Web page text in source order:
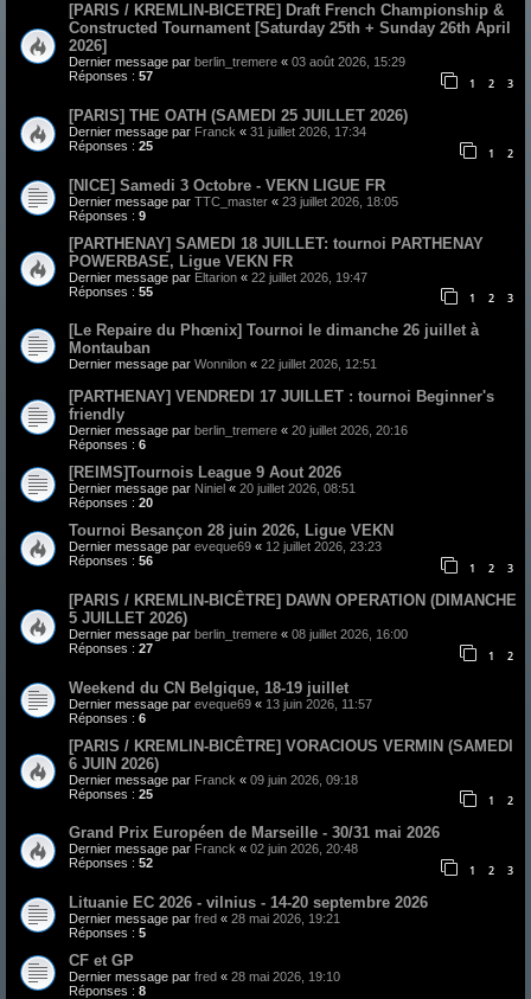
[PARIS / KREMLIN-BICETRE] Draft French Championship &
Constructed Tournament [Saturday 25th + Sunday 26th April
2026]
Dernier message par berlin_tremere « 03 août 2026, 15:29
Réponses : 57 1 2 3
[PARIS] THE OATH (SAMEDI 25 JUILLET 2026)
Dernier message par Franck « 31 juillet 2026, 17:34
Réponses : 25 1 2
[NICE] Samedi 3 Octobre - VEKN LIGUE FR
Dernier message par TTC_master « 23 juillet 2026, 18:05
Réponses : 9
[PARTHENAY] SAMEDI 18 JUILLET: tournoi PARTHENAY
POWERBASE, Ligue VEKN FR
Dernier message par Eltarion « 22 juillet 2026, 19:47
Réponses : 55 1 2 3
[Le Repaire du Phœnix] Tournoi le dimanche 26 juillet à
Montauban
Dernier message par Wonnilon « 22 juillet 2026, 12:51
[PARTHENAY] VENDREDI 17 JUILLET : tournoi Beginner's
friendly
Dernier message par berlin_tremere « 20 juillet 2026, 20:16
Réponses : 6
[REIMS]Tournois League 9 Aout 2026
Dernier message par Niniel « 20 juillet 2026, 08:51
Réponses : 20
Tournoi Besançon 28 juin 2026, Ligue VEKN
Dernier message par eveque69 « 12 juillet 2026, 23:23
Réponses : 56 1 2 3
[PARIS / KREMLIN-BICÊTRE] DAWN OPERATION (DIMANCHE
5 JUILLET 2026)
Dernier message par berlin_tremere « 08 juillet 2026, 16:00
Réponses : 27 1 2
Weekend du CN Belgique, 18-19 juillet
Dernier message par eveque69 « 13 juin 2026, 11:57
Réponses : 6
[PARIS / KREMLIN-BICÊTRE] VORACIOUS VERMIN (SAMEDI
6 JUIN 2026)
Dernier message par Franck « 09 juin 2026, 09:18
Réponses : 25 1 2
Grand Prix Européen de Marseille - 30/31 mai 2026
Dernier message par Franck « 02 juin 2026, 20:48
Réponses : 52 1 2 3
Lituanie EC 2026 - vilnius - 14-20 septembre 2026
Dernier message par fred « 28 mai 2026, 19:21
Réponses : 5
CF et GP
Dernier message par fred « 28 mai 2026, 19:10
Réponses : 8